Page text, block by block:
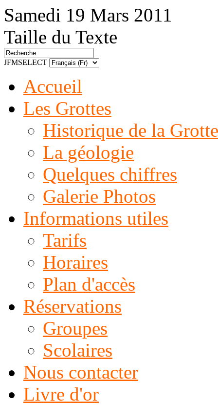
Samedi 19 Mars 2011
Taille du Texte
JFMSELECT
Accueil
Les Grottes
Historique de la Grotte
La géologie
Quelques chiffres
Galerie Photos
Informations utiles
Tarifs
Horaires
Plan d'accès
Réservations
Groupes
Scolaires
Nous contacter
Livre d'or